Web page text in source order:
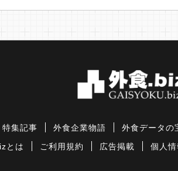
特集記事 外食企業物語 外食データの
とは ご利用規約 広告掲載 個人